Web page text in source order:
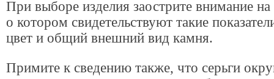
При выборе изделия заострите внимание на
о котором свидетельствуют такие
цвет и общий внешний вид камня.
Примите к сведению также, что серьги